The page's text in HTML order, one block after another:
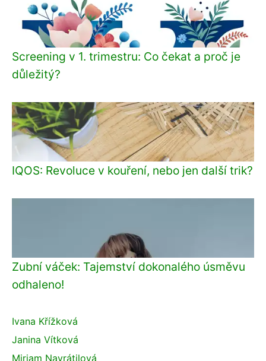
Screening v 1. trimestru: Co čekat a proč je
důležitý?
IQOS: Revoluce v kouření, nebo jen další trik?
Zubní váček: Tajemství dokonalého úsměvu
odhaleno!
Ivana Křížková
Janina Vítková
Miriam Navrátilová